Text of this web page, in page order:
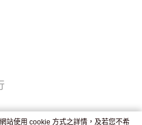
個工作天到店，7天內取。逾期後
站使用 cookie 方式之詳情，及若您不希